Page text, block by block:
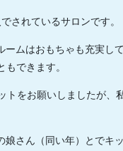
されているサロンです。
ームはおもちゃも充実し
もできます。
トをお願いしましたが、
娘さん（同い年）とでキ